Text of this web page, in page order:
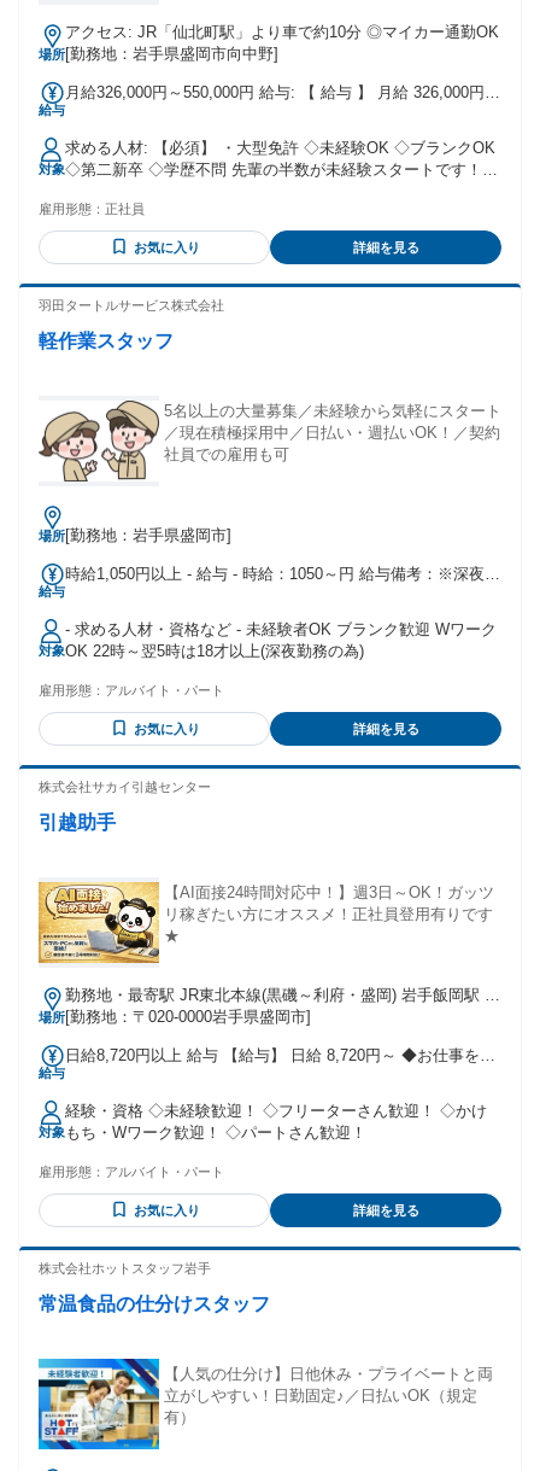
場所
アクセス: JR「仙北町駅」より車で約10分 ◎マイカー通勤OK
[勤務地：岩手県盛岡市向中野]
給与
月給326,000円～550,000円 給与: 【 給与 】 月給 326,000円～
行手当」を さらに別途支給します！ ✦ 初年度の想定年収 400
万円～600万円 ✦ モデル年収例 ◎年収500万円（経験3年） ◎
年収600万円（経験6年） ◆ 賞与年2回 ◆ 運行手当 ◆ 休日出
勤手当 / 土曜出勤手当
対象
求める人材: 【必須】 ・大型免許 ◇未経験OK ◇ブランクOK
◇第二新卒 ◇学歴不問 先輩の半数が未経験スタートです！
っている方 ・安定企業で長く腰を据えて働きたい方 ・フリー
ターから正社員をめざしたい方 ・長距離ドライバー、ルート
配送ドライバー、中型ドライバー、などの経験を活かしたい
雇用形態： 正社員
お気に入り 詳細を見る
羽田タートルサービス株式会社
軽作業スタッフ
5名以上の大量募集／未経験から気軽にスタート
／現在積極採用中／日払い・週払いOK！／契約
社員での雇用も可
場所[勤務地：岩手県盛岡市]
給与
時給1,050円以上 - 給与 - 時給：1050～円 給与備考：※深夜時
対象
- 求める人材・資格など - 未経験者OK ブランク歓迎 Wワーク
OK 22時～翌5時は18才以上(深夜勤務の為)
雇用形態： アルバイト・パート
お気に入り 詳細を見る
株式会社サカイ引越センター
引越助手
【AI面接24時間対応中！】週3日～OK！ガッツ
リ稼ぎたい方にオススメ！正社員登用有りです
★
場所
勤務地・最寄駅 JR東北本線(黒磯～利府・盛岡) 岩手飯岡駅 車
10分
[勤務地：〒020-0000岩手県盛岡市]
給与
日給8,720円以上 給与 【給与】 日給 8,720円～ ◆お仕事を続
残業代は 1分単位で計算します。 支払方法:月払い・週払いか
ら選択OK！
対象
経験・資格 ◇未経験歓迎！ ◇フリーターさん歓迎！ ◇かけ
もち・Wワーク歓迎！ ◇パートさん歓迎！
雇用形態： アルバイト・パート
お気に入り 詳細を見る
株式会社ホットスタッフ岩手
常温食品の仕分けスタッフ
【人気の仕分け】日他休み・プライベートと両
立がしやすい！日勤固定♪／日払いOK（規定
有）